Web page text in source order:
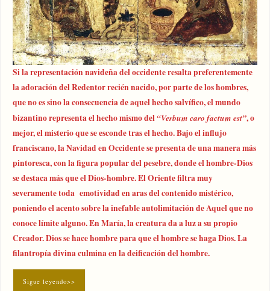
Si la representación navideña del occidente resalta preferentemente
la adoración del Redentor recién nacido, por parte de los hombres,
que no es sino la consecuencia de aquel hecho salvífico, el mundo
bizantino representa el hecho mismo del“Verbum caro factum est”, o
mejor, el misterio que se esconde tras el hecho. Bajo el influjo
franciscano, la Navidad en Occidente se presenta de una manera más
pintoresca, con la figura popular del pesebre, donde el hombre-Dios
se destaca más que el Dios-hombre. El Oriente filtra muy
severamente toda emotividad en aras del contenido mistérico,
poniendo el acento sobre la inefable autolimitación de Aquel que no
conoce límite alguno. En María, la creatura da a luz a su propio
Creador. Dios se hace hombre para que el hombre se haga Dios. La
filantropía divina culmina en la deificación del hombre.
Sigue leyendo>>